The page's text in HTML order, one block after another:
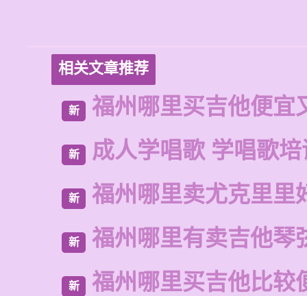
相关文章推荐
新 福州哪里买吉他便宜
新 成人学唱歌 学唱歌培
新 福州哪里卖尤克里里
新 福州哪里有卖吉他琴
新 福州哪里买吉他比较